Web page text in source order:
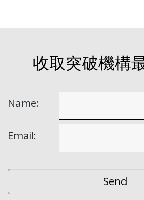
收取突破機構
Name:
Email: